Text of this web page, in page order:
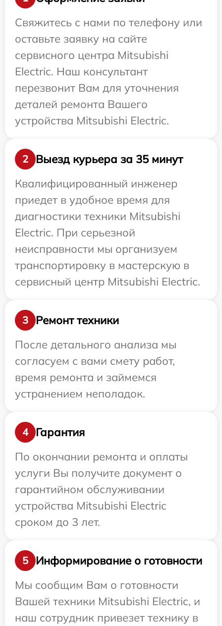
Свяжитесь с нами по телефону или
оставьте заявку на сайте
сервисного центра Mitsubishi
Electric. Наш консультант
перезвонит Вам для уточнения
деталей ремонта Вашего
устройства Mitsubishi Electric.
2
Выезд курьера за 35 минут
Квалифицированный инженер
приедет в удобное время для
диагностики техники Mitsubishi
Electric. При серьезной
неисправности мы организуем
транспортировку в мастерскую в
сервисный центр Mitsubishi Electric.
3
Ремонт техники
После детального анализа мы
согласуем с вами смету работ,
время ремонта и займемся
устранением неполадок.
4
Гарантия
По окончании ремонта и оплаты
услуги Вы получите документ о
гарантийном обслуживании
устройства Mitsubishi Electric
сроком до 3 лет.
5
Информирование о готовности
Мы сообщим Вам о готовности
Вашей техники Mitsubishi Electric, и
наш сотрудник привезет технику в